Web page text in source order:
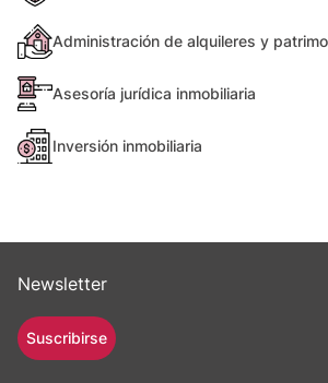
Administración de alquileres y
Asesoría jurídica inmobiliaria
Inversión inmobiliaria
Newsletter
Suscribirse